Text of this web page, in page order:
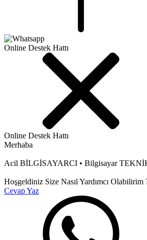
Online Destek Hattı
Online Destek Hattı
Merhaba
Acil BİLGİSAYARCI • Bilgisayar
Hoşgeldiniz Size Nasıl Yardımcı Olabilirim
Cevap Yaz